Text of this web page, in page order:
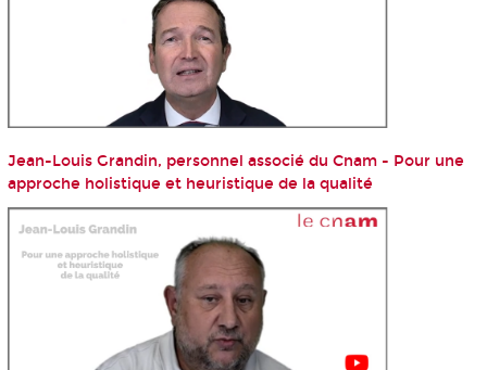
Jean-Louis Grandin, personnel associé du Cnam - Pour une
approche holistique et heuristique de la qualité